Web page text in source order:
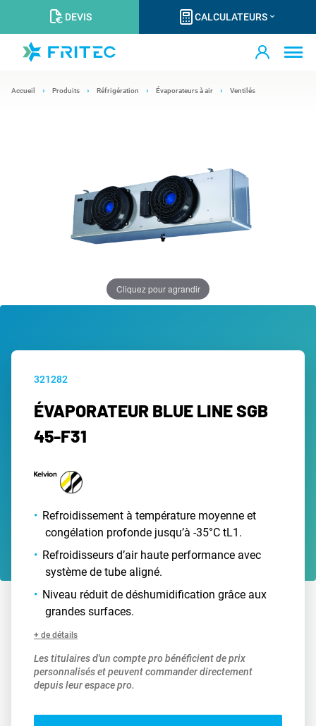
DEVIS CALCULATEURS
Accueil Produits Réfrigération Évaporateurs à air Ventilés
Cliquez pour agrandir
321282
ÉVAPORATEUR BLUE LINE SGB
45-F31
Refroidissement à température moyenne et
congélation profonde jusqu’à -35°C tL1.
Refroidisseurs d’air haute performance avec
système de tube aligné.
Niveau réduit de déshumidification grâce aux
grandes surfaces.
+ de détails
Les titulaires d'un compte pro bénéficient de prix
personnalisés et peuvent commander directement
depuis leur espace pro.